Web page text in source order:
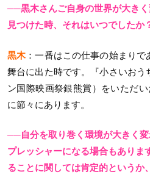
──黒木さんご自身の世界が大き
見つけた時、それはいつでしたか
黒木：一番はこの仕事の始まり
舞台に出た時です。『小さいおう
ン国際映画祭銀熊賞）をいただ
に節々にあります。
──自分を取り巻く環境が大きく
プレッシャーになる場合もありま
ることに関しては肯定的というか